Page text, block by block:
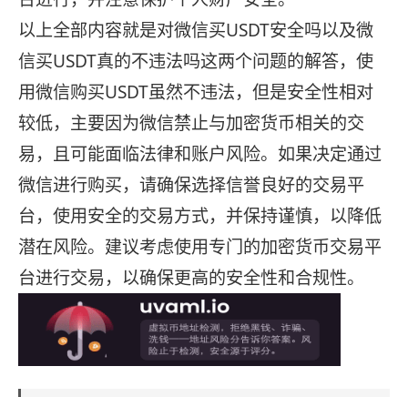
以上全部内容就是对微信买USDT安全吗以及微
信买USDT真的不违法吗这两个问题的解答，使
用微信购买USDT虽然不违法，但是安全性相对
较低，主要因为微信禁止与加密货币相关的交
易，且可能面临法律和账户风险。如果决定通过
微信进行购买，请确保选择信誉良好的交易平
台，使用安全的交易方式，并保持谨慎，以降低
潜在风险。建议考虑使用专门的加密货币交易平
台进行交易，以确保更高的安全性和合规性。